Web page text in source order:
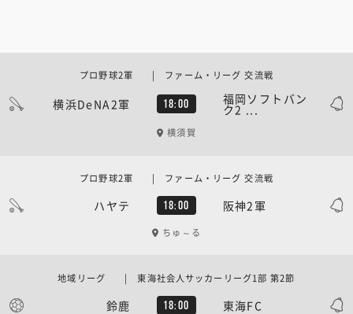
横浜DeNA2軍 18:00 福岡ソフトバン
ク2 ...
プロ野球2軍 | ファーム・リーグ 交流戦
横須賀
ハヤテ 18:00 阪神2軍
プロ野球2軍 | ファーム・リーグ 交流戦
ちゅ～る
鈴鹿 18:00 東海FC
地域リーグ | 東海社会人サッカーリーグ1部 第2節